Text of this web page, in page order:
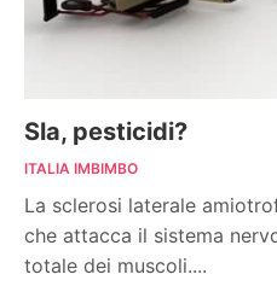
Sla, pesticidi?
ITALIA IMBIMBO
La sclerosi laterale
che attacca il sistema
totale dei muscoli....